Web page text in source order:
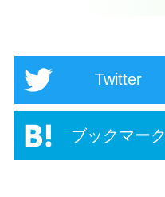
Twitter
ブックマーク